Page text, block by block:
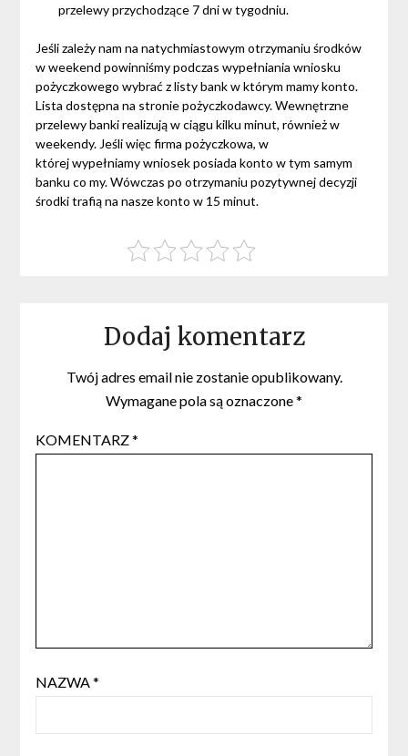
przelewy przychodzące 7 dni w tygodniu.
Jeśli zależy nam na natychmiastowym otrzymaniu środków
w weekend powinniśmy podczas wypełniania wniosku
pożyczkowego wybrać z listy bank w którym mamy konto.
Lista dostępna na stronie pożyczkodawcy. Wewnętrzne
przelewy banki realizują w ciągu kilku minut, również w
weekendy. Jeśli więc firma pożyczkowa, w
której wypełniamy wniosek posiada konto w tym samym
banku co my. Wówczas po otrzymaniu pozytywnej decyzji
środki trafią na nasze konto w 15 minut.
Dodaj komentarz
Twój adres email nie zostanie opublikowany.
Wymagane pola są oznaczone*
KOMENTARZ*
NAZWA*